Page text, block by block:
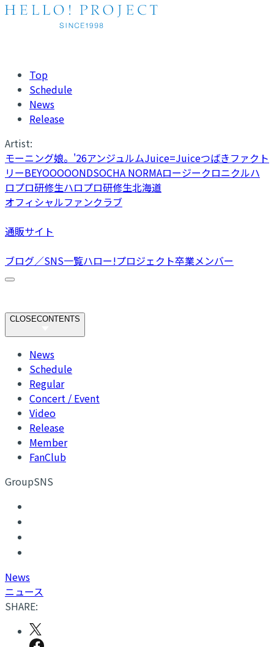
Top
Schedule
News
Release
Artist:
モーニング娘。'26アンジュルムJuice=Juiceつばきファクト
リーBEYOOOOONDSOCHA NORMAロージークロニクルハ
ロプロ研修生ハロプロ研修生北海道
オフィシャルファンクラブ
通販サイト
ブログ／SNS一覧ハロー!プロジェクト卒業メンバー
CLOSECONTENTS
News
Schedule
Regular
Concert / Event
Video
Release
Member
FanClub
GroupSNS
News
ニュース
SHARE: